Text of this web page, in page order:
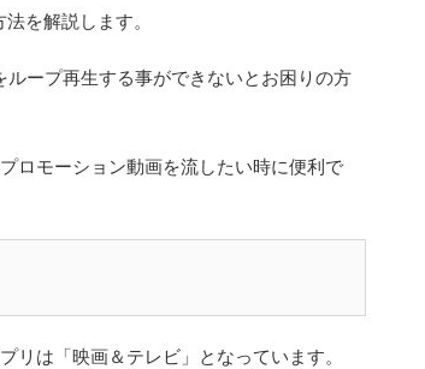
を解説します。
ープ再生する事ができないとお困りの方
ロモーション動画を流したい時に便利で
リは「映画＆テレビ」となっています。